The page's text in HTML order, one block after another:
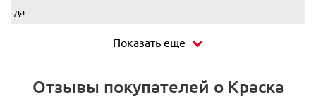
да
Показать еще
Отзывы покупателей о Краска